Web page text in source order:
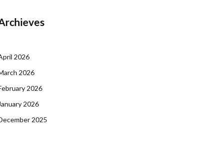
2026
2026
2026
2026
2025